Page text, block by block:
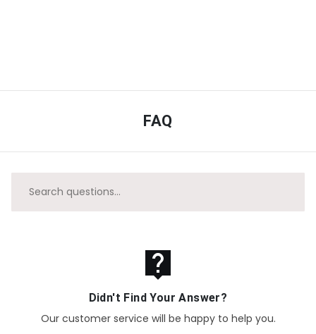
FAQ
live_help
Didn't Find Your Answer?
Our customer service will be happy to help you.